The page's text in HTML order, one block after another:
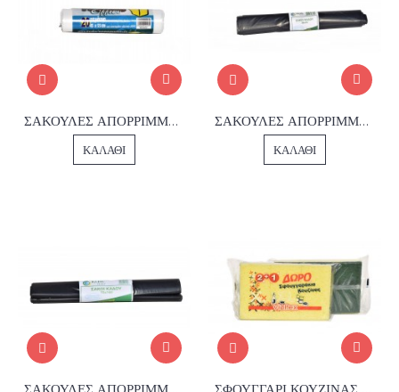
ΣΑΚΟΥΛΕΣ ΑΠΟΡΡΙΜΜΑΤΩΝ ΓΡΑΦΕΙΟΥ
ΚΑΛΆΘΙ
ΣΑΚΟΥΛΕΣ ΑΠΟΡΡΙΜΜΑΤΩΝ 55*75
ΚΑΛΆΘΙ